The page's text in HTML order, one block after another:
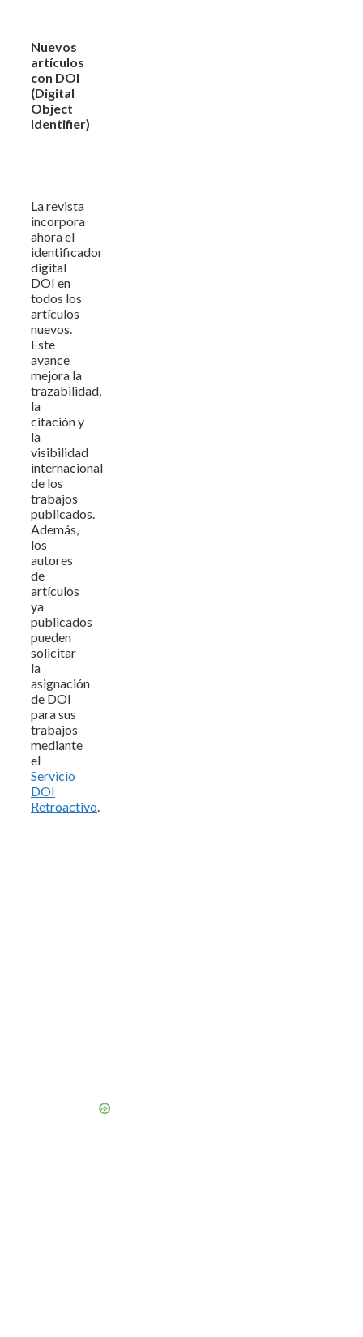
Nuevos
artículos
con DOI
(Digital
Object
Identifier)
La revista
incorpora
ahora el
identificador
digital
DOI en
todos los
artículos
nuevos.
Este
avance
mejora la
trazabilidad,
la
citación y
la
visibilidad
internacional
de los
trabajos
publicados.
Además,
los
autores
de
artículos
ya
publicados
pueden
solicitar
la
asignación
de DOI
para sus
trabajos
mediante
el
Servicio
DOI
Retroactivo.